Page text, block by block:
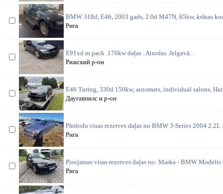
BMW 318d, E46, 2003 gads, 2.0d M47N, 85kw, krāsas
Рига
E91xd m pack .170kw daļas . Atrodas .Jelgavā. .
Рижский р-он
E46 Turing, 330d 150kw, automats, individual salons,
Даугавпилс и р-он
Pārdodu visas rezerves daļas no BMW 3-Series 2004
Рига
Pieejamas visas rezerves daļas no: Marka - BMW Modelis
Рига